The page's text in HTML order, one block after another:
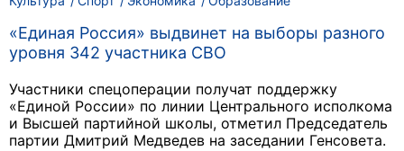
«Единая Россия» выдвинет на выборы разного
уровня 342 участника СВО
Участники спецоперации получат поддержку
«Единой России» по линии Центрального исполкома
и Высшей партийной школы, отметил Председатель
партии Дмитрий Медведев на заседании Генсовета.